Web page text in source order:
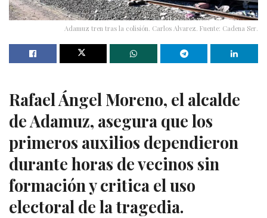
Adamuz tren tras la colisión. Carlos Alvarez. Fuente: Cadena Ser.
Rafael Ángel Moreno, el alcalde
de Adamuz, asegura que los
primeros auxilios dependieron
durante horas de vecinos sin
formación y critica el uso
electoral de la tragedia.